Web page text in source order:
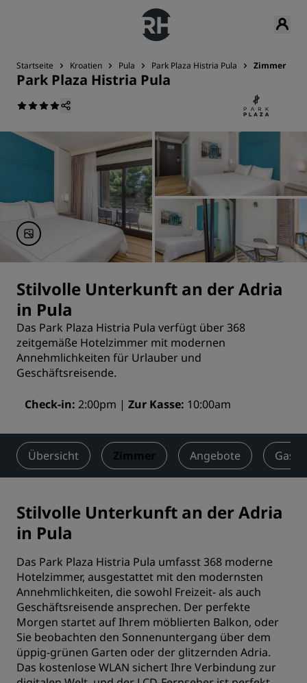
Startseite Kroatien Pula Park Plaza Histria Pula Zimmer
Park Plaza Histria Pula
Stilvolle Unterkunft an der Adria
in Pula
Das Park Plaza Histria Pula verfügt über 368
zeitgemäße Hotelzimmer mit modernen
Annehmlichkeiten für Urlauber und
Geschäftsreisende.
Check-in 2:00pm Zur Kasse 10:00am
Übersicht Zimmer Angebote
Stilvolle Unterkunft an der Adria
in Pula
Das Park Plaza Histria Pula umfasst 368 moderne
Hotelzimmer, ausgestattet mit den modernsten
Annehmlichkeiten, die sowohl Freizeit- als auch
Geschäftsreisende ansprechen. Der perfekte
Morgen startet auf Ihrem möblierten Balkon, oder
Sie beobachten den Sonnenuntergang über dem
üppig-grünen Garten oder der glitzernden Adria.
Das kostenlose WLAN sichert Ihre Verbindung zur